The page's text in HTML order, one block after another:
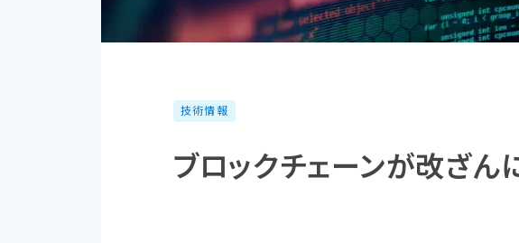
技術情報
ブロックチェーンが​改ざ